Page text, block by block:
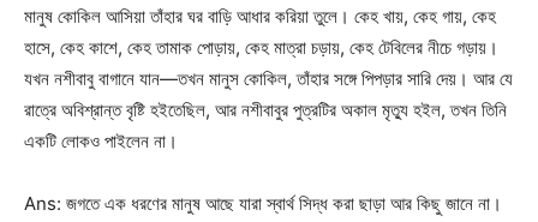
মানুষ কোকিল আসিয়া তাঁহার ঘর বাড়ি আধার করিয়া তুলে। কেহ খায়, কেহ গায়, কেহ
হাসে, কেহ কাশে, কেহ তামাক পোড়ায়, কেহ মাত্রা চড়ায়, কেহ টেবিলের নীচে গড়ায়।
যখন নশীবাবু বাগানে যান—তখন মানুস কোকিল, তাঁহার সঙ্গে পিপড়ার সারি দেয়। আর যে
রাত্রে অবিশ্রান্ত বৃষ্টি হইতেছিল, আর নশীবাবুর পুত্রটির অকাল মৃত্যু হইল, তখন তিনি
একটি লোকও পাইলেন না।
Ans: জগতে এক ধরণের মানুষ আছে যারা স্বার্থ সিদ্ধ করা ছাড়া আর কিছু জানে না।